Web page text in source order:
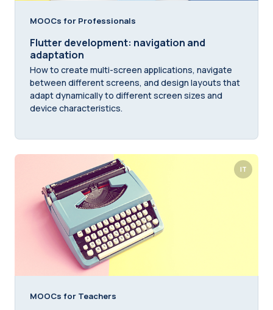
MOOCs for Professionals
Flutter development: navigation and
adaptation
How to create multi-screen applications, navigate
between different screens, and design layouts that
adapt dynamically to different screen sizes and
device characteristics.
IT
MOOCs for Teachers